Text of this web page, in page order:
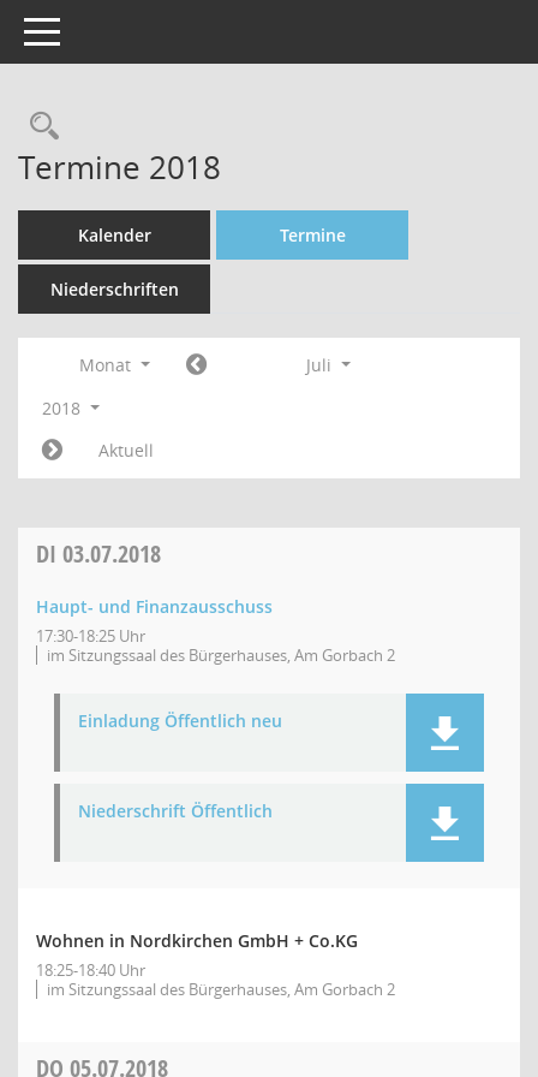
Toggle navigation
Rechercheauswahl
Termine 2018
Kalender Termine
Niederschriften
Monat
Juli
2018
Aktuell
DI 03.07.2018
Haupt- und Finanzausschuss
17:30-18:25 Uhr
im Sitzungssaal des Bürgerhauses, Am Gorbach 2
Einladung Öffentlich neu
Niederschrift Öffentlich
Wohnen in Nordkirchen GmbH + Co.KG
18:25-18:40 Uhr
im Sitzungssaal des Bürgerhauses, Am Gorbach 2
DO 05.07.2018